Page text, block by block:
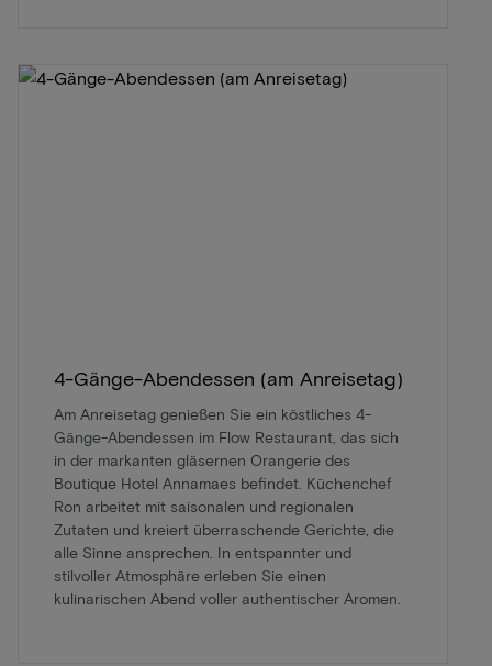
4-Gänge-Abendessen (am Anreisetag)
Am Anreisetag genießen Sie ein köstliches 4-
Gänge-Abendessen im Flow Restaurant, das sich
in der markanten gläsernen Orangerie des
Boutique Hotel Annamaes befindet. Küchenchef
Ron arbeitet mit saisonalen und regionalen
Zutaten und kreiert überraschende Gerichte, die
alle Sinne ansprechen. In entspannter und
stilvoller Atmosphäre erleben Sie einen
kulinarischen Abend voller authentischer Aromen.